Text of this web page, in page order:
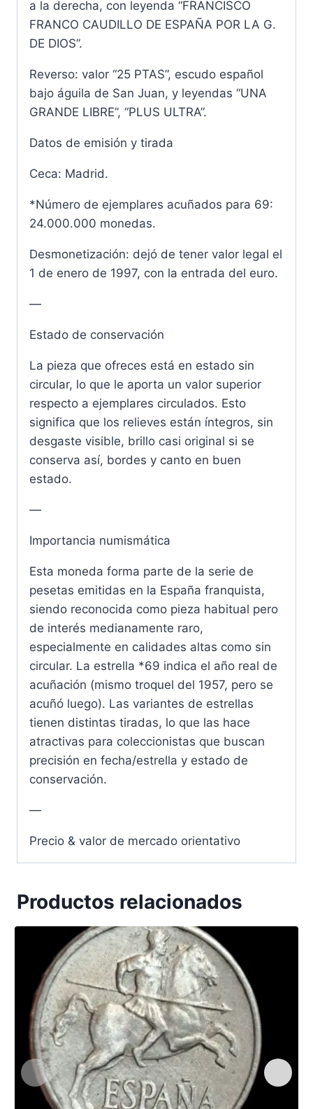
a la derecha, con leyenda “FRANCISCO
FRANCO CAUDILLO DE ESPAÑA POR LA G.
DE DIOS”.
Reverso: valor “25 PTAS”, escudo español
bajo águila de San Juan, y leyendas “UNA
GRANDE LIBRE”, “PLUS ULTRA”.
Datos de emisión y tirada
Ceca: Madrid.
*Número de ejemplares acuñados para 69:
24.000.000 monedas.
Desmonetización: dejó de tener valor legal el
1 de enero de 1997, con la entrada del euro.
—
Estado de conservación
La pieza que ofreces está en estado sin
circular, lo que le aporta un valor superior
respecto a ejemplares circulados. Esto
significa que los relieves están íntegros, sin
desgaste visible, brillo casi original si se
conserva así, bordes y canto en buen
estado.
—
Importancia numismática
Esta moneda forma parte de la serie de
pesetas emitidas en la España franquista,
siendo reconocida como pieza habitual pero
de interés medianamente raro,
especialmente en calidades altas como sin
circular. La estrella *69 indica el año real de
acuñación (mismo troquel del 1957, pero se
acuñó luego). Las variantes de estrellas
tienen distintas tiradas, lo que las hace
atractivas para coleccionistas que buscan
precisión en fecha/estrella y estado de
conservación.
—
Precio & valor de mercado orientativo
Productos relacionados